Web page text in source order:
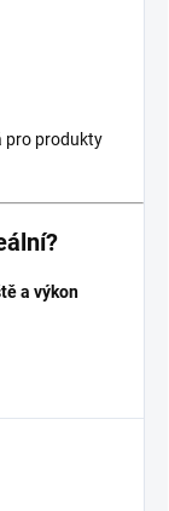
pro produkty
a výkon